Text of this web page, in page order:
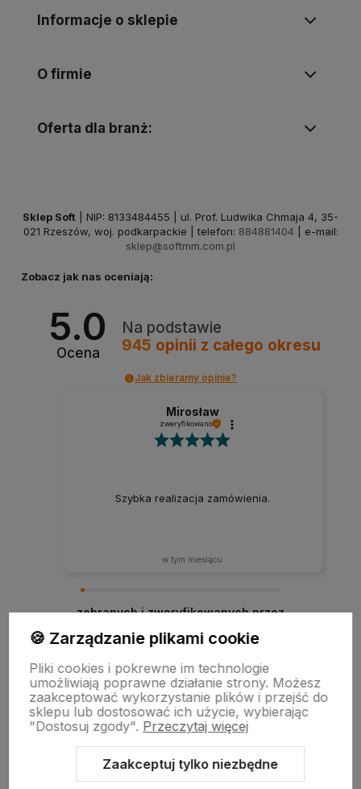
Informacje o sklepie
O firmie
Oferta dla branż:
Sklep Soft | NIP: 8133484455 | ul. Prof. Ludwika Chmaja 4, 35-
021 Rzeszów, woj. podkarpackie | telefon: 884881404 | e-mail:
sklep@softmm.com.pl
Zobacz jak nas oceniają:
5.0
Ocena
Na podstawie
945 opinii z całego okresu
Jak zbieramy opinie?
Mirosław
zweryfikowano
Szybka realizacja zamówienia.
w tym miesiącu
zebranych i zweryfikowanych przez
Sklep internetowy Shoper.pl Szablon Shoper Modern 3.0™
🍪 Zarządzanie plikami cookie
Pliki cookies i pokrewne im technologie
umożliwiają poprawne działanie strony. Możesz
zaakceptować wykorzystanie plików i przejść do
sklepu lub dostosować ich użycie, wybierając
"Dostosuj zgody". Przeczytaj więcej
Zaakceptuj tylko niezbędne